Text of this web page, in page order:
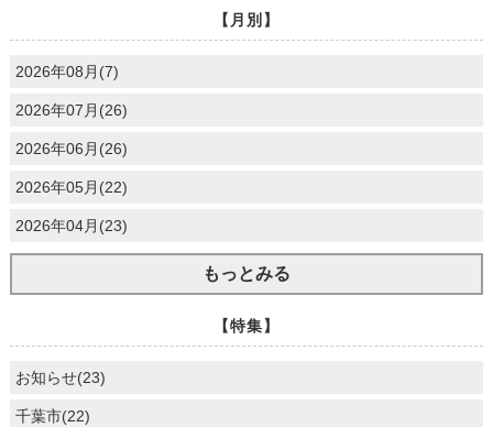
【月別】
2026年08月(7)
2026年07月(26)
2026年06月(26)
2026年05月(22)
2026年04月(23)
もっとみる
【特集】
お知らせ(23)
千葉市(22)